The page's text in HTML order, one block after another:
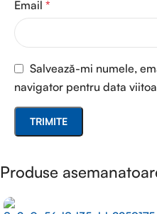
Email *
Salvează-mi numele,
navigator pentru data
Produse